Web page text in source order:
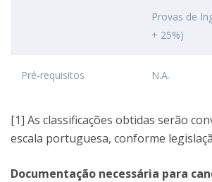
Provas de
+ 25%)
Pré-requisitos N.A.
[1] As classificações obtidas serão
escala portuguesa, conforme
Documentação necessária para